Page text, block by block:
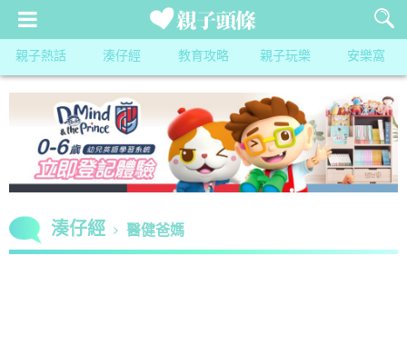
親子熱話 湊仔經 教育攻略 親子玩樂 安樂窩
湊仔經 醫健爸媽